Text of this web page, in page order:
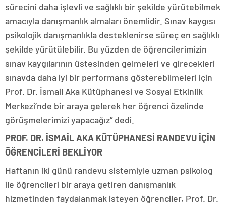
sürecini daha işlevli ve sağlıklı bir şekilde yürütebilmek
amacıyla danışmanlık almaları önemlidir. Sınav kaygısı
psikolojik danışmanlıkla desteklenirse süreç en sağlıklı
şekilde yürütülebilir. Bu yüzden de öğrencilerimizin
sınav kaygılarının üstesinden gelmeleri ve girecekleri
sınavda daha iyi bir performans gösterebilmeleri için
Prof. Dr. İsmail Aka Kütüphanesi ve Sosyal Etkinlik
Merkezi’nde bir araya gelerek her öğrenci özelinde
görüşmelerimizi yapacağız” dedi.
PROF. DR. İSMAİL AKA KÜTÜPHANESİ RANDEVU İÇİN
ÖĞRENCİLERİ BEKLİYOR
Haftanın iki günü randevu sistemiyle uzman psikolog
ile öğrencileri bir araya getiren danışmanlık
hizmetinden faydalanmak isteyen öğrenciler, Prof. Dr.